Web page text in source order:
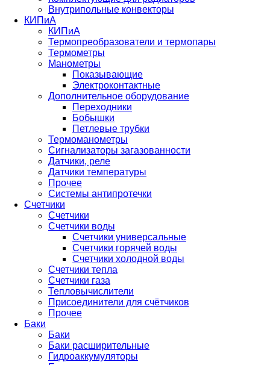
Внутрипольные конвекторы
КИПиА
КИПиА
Термопреобразователи и термопары
Термометры
Манометры
Показывающие
Электроконтактные
Дополнительное оборудование
Переходники
Бобышки
Петлевые трубки
Термоманометры
Сигнализаторы загазованности
Датчики, реле
Датчики температуры
Прочее
Системы антипротечки
Счетчики
Счетчики
Счетчики воды
Счетчики универсальные
Счетчики горячей воды
Счетчики холодной воды
Счетчики тепла
Счетчики газа
Тепловычислители
Присоединители для счётчиков
Прочее
Баки
Баки
Баки расширительные
Гидроаккумуляторы